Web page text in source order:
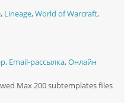
, Lineage,World of Warcraft,
, Email-рассылка,Онлайн
Max 200 subtemplates files